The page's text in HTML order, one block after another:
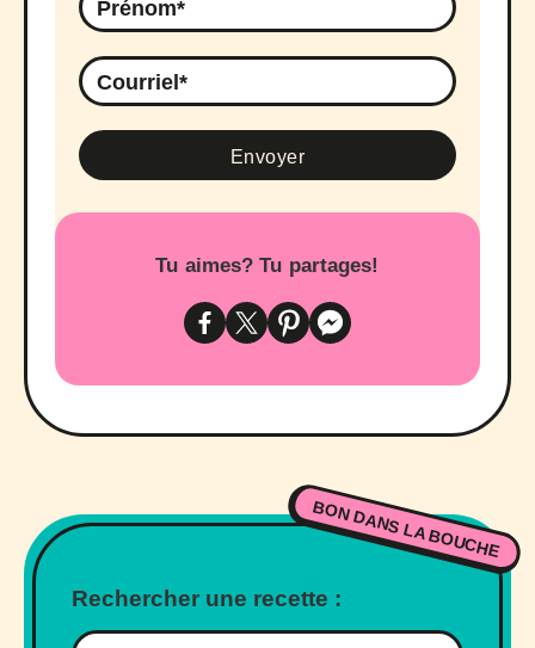
Tu aimes? Tu partages!
BON DANS LA BOUCHE
Rechercher une recette :